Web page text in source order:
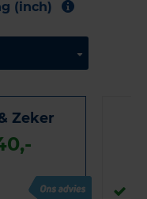
(inch)
Zeker